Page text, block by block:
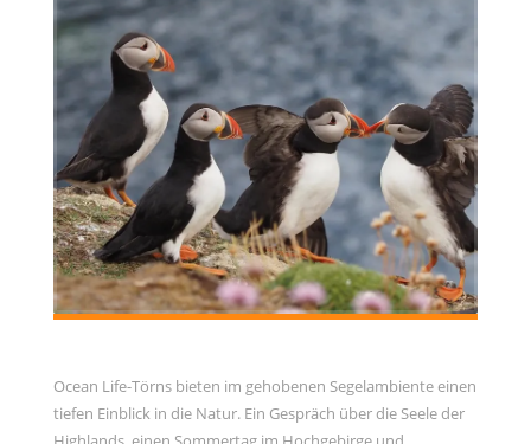
Ocean Life-Törns bieten im gehobenen Segelambiente einen
tiefen Einblick in die Natur. Ein Gespräch über die Seele der